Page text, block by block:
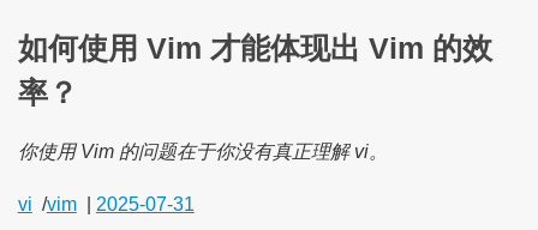
如何使用 Vim 才能体现出 Vim 的效
率？
你使用 Vim 的问题在于你没有真正理解 vi。
vi /vim 2025-07-31